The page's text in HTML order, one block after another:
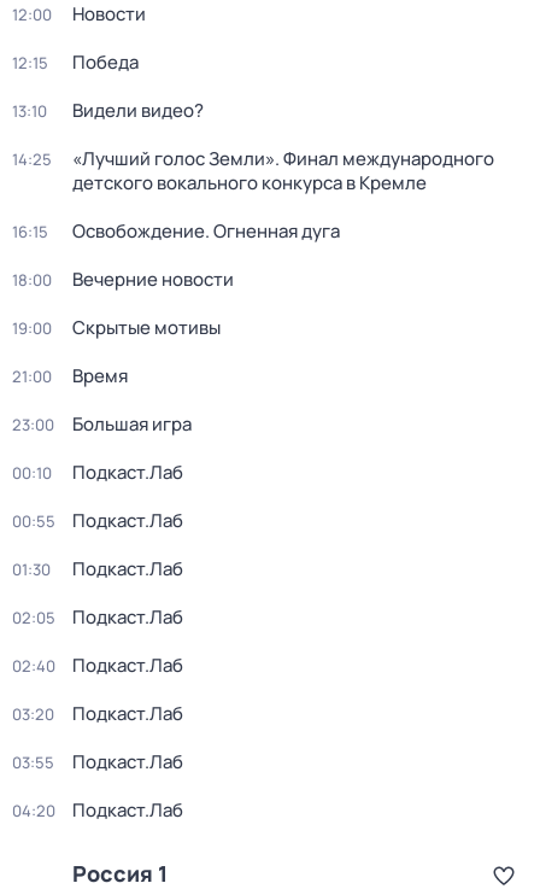
12:00 Новости
12:15 Победа
13:10 Видели видео?
14:25
«Лучший голос Земли». Финал международного
детского вокального конкурса в Кремле
16:15 Освобождение. Огненная дуга
18:00 Вечерние новости
19:00 Скрытые мотивы
21:00 Время
23:00 Большая игра
00:10 Подкаст.Лаб
00:55 Подкаст.Лаб
01:30 Подкаст.Лаб
02:05 Подкаст.Лаб
02:40 Подкаст.Лаб
03:20 Подкаст.Лаб
03:55 Подкаст.Лаб
04:20 Подкаст.Лаб
Россия 1